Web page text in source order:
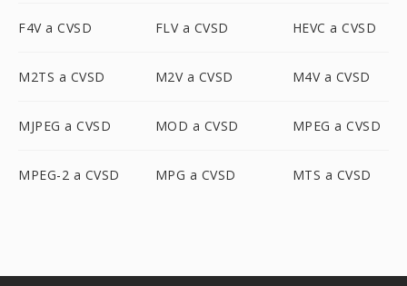
F4V a CVSD FLV a CVSD HEVC a CVSD
M2TS a CVSD M2V a CVSD M4V a CVSD
MJPEG a CVSD MOD a CVSD MPEG a CVSD
MPEG-2 a CVSD MPG a CVSD MTS a CVSD